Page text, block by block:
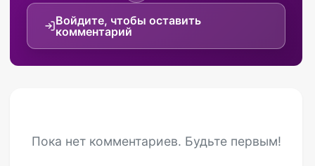
Войдите, чтобы оставить
комментарий
Пока нет комментариев. Будьте первым!